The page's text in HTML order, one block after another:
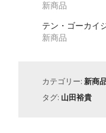
新商品
テン・ゴーカイ
新商品
カテゴリー: 新商
タグ: 山田裕貴